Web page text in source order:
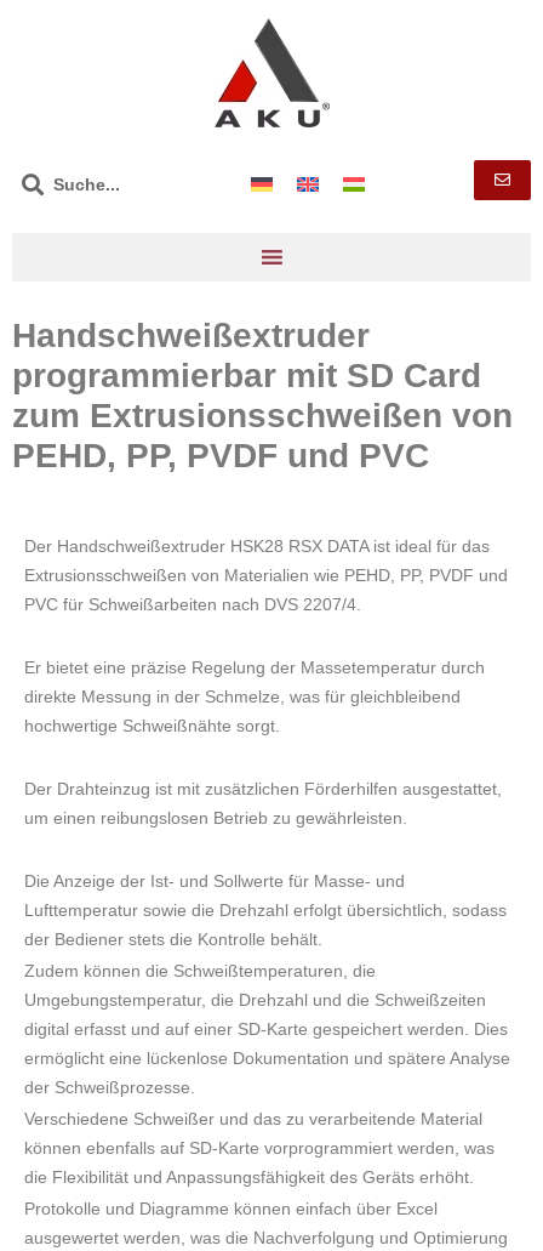
Handschweißextruder
programmierbar mit SD Card
zum Extrusionsschweißen von
PEHD, PP, PVDF und PVC
Der Handschweißextruder HSK28 RSX DATA ist ideal für das
Extrusionsschweißen von Materialien wie PEHD, PP, PVDF und
PVC für Schweißarbeiten nach DVS 2207/4.
Er bietet eine präzise Regelung der Massetemperatur durch
direkte Messung in der Schmelze, was für gleichbleibend
hochwertige Schweißnähte sorgt.
Der Drahteinzug ist mit zusätzlichen Förderhilfen ausgestattet,
um einen reibungslosen Betrieb zu gewährleisten.
Die Anzeige der Ist- und Sollwerte für Masse- und
Lufttemperatur sowie die Drehzahl erfolgt übersichtlich, sodass
der Bediener stets die Kontrolle behält.
Zudem können die Schweißtemperaturen, die
Umgebungstemperatur, die Drehzahl und die Schweißzeiten
digital erfasst und auf einer SD-Karte gespeichert werden. Dies
ermöglicht eine lückenlose Dokumentation und spätere Analyse
der Schweißprozesse.
Verschiedene Schweißer und das zu verarbeitende Material
können ebenfalls auf SD-Karte vorprogrammiert werden, was
die Flexibilität und Anpassungsfähigkeit des Geräts erhöht.
Protokolle und Diagramme können einfach über Excel
ausgewertet werden, was die Nachverfolgung und Optimierung